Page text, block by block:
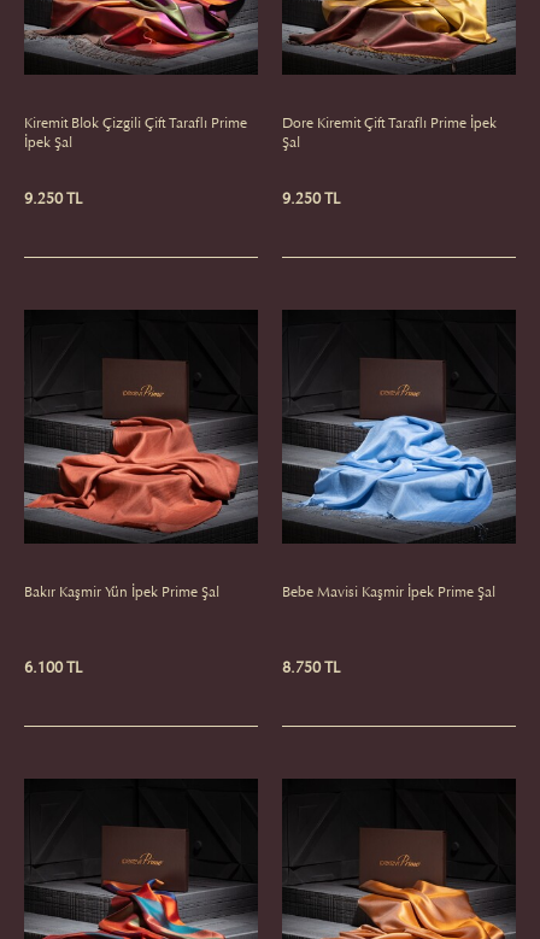
Kiremit Blok Çizgili Çift Taraflı Prime
İpek Şal
9.250 TL
Dore Kiremit Çift Taraflı Prime İpek
Şal
9.250 TL
Bakır Kaşmir Yün İpek Prime Şal
6.100 TL
Bebe Mavisi Kaşmir İpek Prime Şal
8.750 TL